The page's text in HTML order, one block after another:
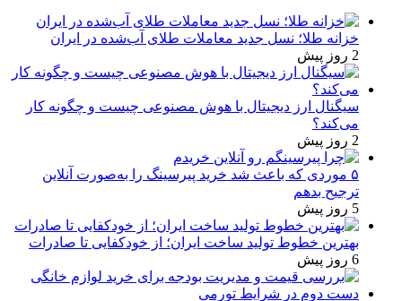
خزانه طلا؛ نسل جدید معاملات طلای آب‌شده در ایران
2 روز پیش
سیگنال ارز دیجیتال با هوش مصنوعی چیست و چگونه کار
می‌کند؟
2 روز پیش
۵ موردی که باعث شد خرید پیرسینگ را به‌صورت آنلاین
ترجیح بدهم
5 روز پیش
بهترین خطوط تولید ساخت ایران؛ از خودکفایی تا صادرات
6 روز پیش